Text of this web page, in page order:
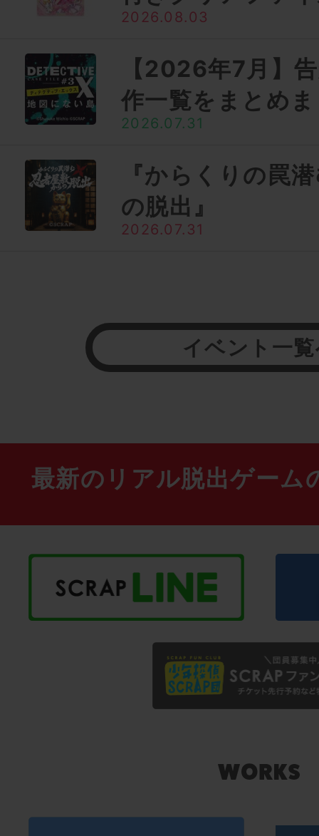
2026.08.03
【2026年7月】
作一覧をまとめ
2026.07.31
『からくりの罠
の脱出』
2026.07.31
イベント一
最新のリアル脱出ゲーム